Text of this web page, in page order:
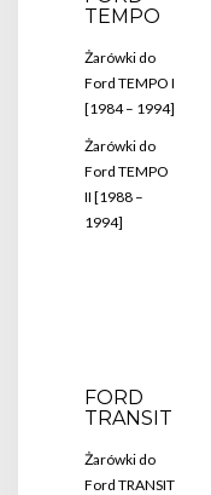
TEMPO
Żarówki do
Ford TEMPO I
[1984 – 1994]
Żarówki do
Ford TEMPO
II [1988 –
1994]
FORD
TRANSIT
Żarówki do
Ford TRANSIT